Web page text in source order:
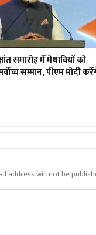
समारोह में मेधावियों को
सम्मान, पीएम मोदी
address will not be